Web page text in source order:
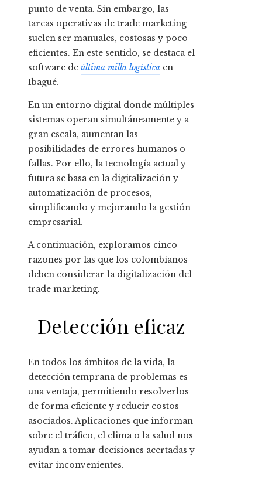
punto de venta. Sin embargo, las
tareas operativas de trade marketing
suelen ser manuales, costosas y poco
eficientes. En este sentido, se destaca el
software de última milla logística en
Ibagué.
En un entorno digital donde múltiples
sistemas operan simultáneamente y a
gran escala, aumentan las
posibilidades de errores humanos o
fallas. Por ello, la tecnología actual y
futura se basa en la digitalización y
automatización de procesos,
simplificando y mejorando la gestión
empresarial.
A continuación, exploramos cinco
razones por las que los colombianos
deben considerar la digitalización del
trade marketing.
Detección eficaz
En todos los ámbitos de la vida, la
detección temprana de problemas es
una ventaja, permitiendo resolverlos
de forma eficiente y reducir costos
asociados. Aplicaciones que informan
sobre el tráfico, el clima o la salud nos
ayudan a tomar decisiones acertadas y
evitar inconvenientes.